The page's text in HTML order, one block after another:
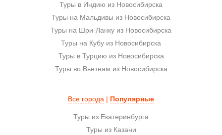
Туры в Индию из Новосибирска
Туры на Мальдивы из Новосибирска
Туры на Шри-Ланку из Новосибирска
Туры на Кубу из Новосибирска
Туры в Турцию из Новосибирска
Туры во Вьетнам из Новосибирска
Все города | Популярные
Туры из Екатеринбурга
Туры из Казани